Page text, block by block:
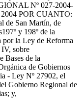
Nº 027-2004-
2004 POR CUANTO:
de San Martín, de
y 198º de la
la Ley de Reforma
sobre
Bases de la
de Gobiernos
- Ley Nº 27902, el
Gobierno Regional de
y,